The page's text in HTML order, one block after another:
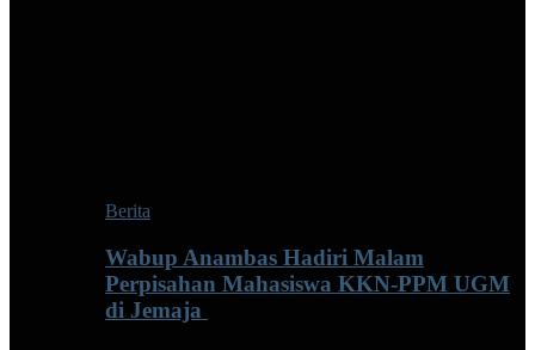
Berita
Wabup Anambas Hadiri Malam
Perpisahan Mahasiswa KKN-PPM UGM
di Jemaja ‎